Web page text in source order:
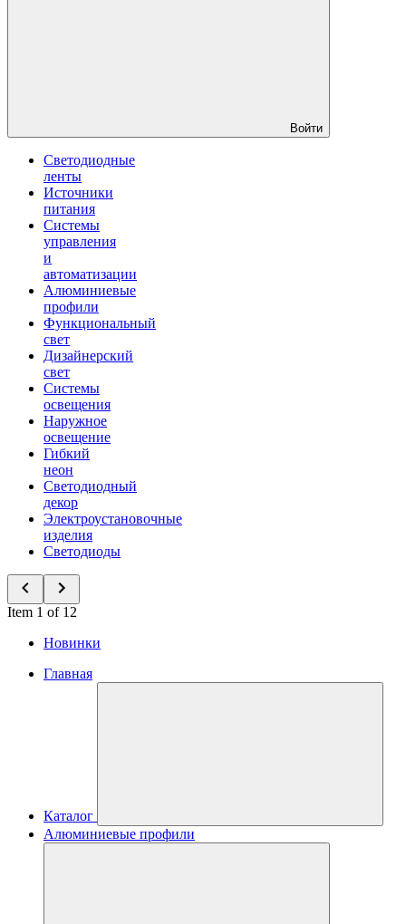
Войти
Светодиодные
ленты
Источники
питания
Системы
управления
и
автоматизации
Алюминиевые
профили
Функциональный
свет
Дизайнерский
свет
Системы
освещения
Наружное
освещение
Гибкий
неон
Светодиодный
декор
Электроустановочные
изделия
Светодиоды
Item 1 of 12
Новинки
Главная
Каталог
Алюминиевые профили